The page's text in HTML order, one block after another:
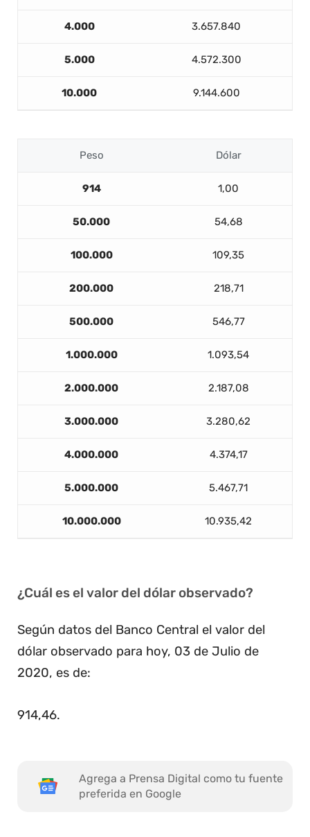
4.000 3.657.840
5.000 4.572.300
10.000 9.144.600
Peso Dólar
914 1,00
50.000 54,68
100.000 109,35
200.000 218,71
500.000 546,77
1.000.000 1.093,54
2.000.000 2.187,08
3.000.000 3.280,62
4.000.000 4.374,17
5.000.000 5.467,71
10.000.000 10.935,42
¿Cuál es el valor del dólar observado?
Según datos del Banco Central el valor del
dólar observado para hoy, 03 de Julio de
2020, es de:
914,46.
Agrega a Prensa Digital como tu fuente
preferida en Google